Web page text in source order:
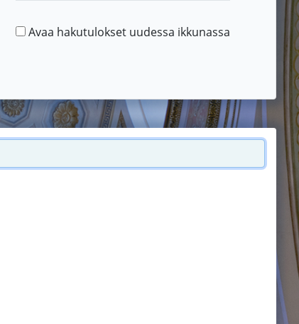
Avaa hakutulokset uudessa ikkunassa